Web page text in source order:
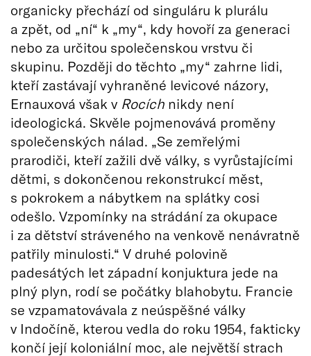
organicky přechází od singuláru k plurálu
a zpět, od „ní“ k „my“, kdy hovoří za generaci
nebo za určitou společenskou vrstvu či
skupinu. Později do těchto „my“ zahrne lidi,
kteří zastávají vyhraněné levicové názory,
Ernauxová však v Rocích nikdy není
ideologická. Skvěle pojmenovává proměny
společenských nálad. „Se zemřelými
prarodiči, kteří zažili dvě války, s vyrůstajícími
dětmi, s dokončenou rekonstrukcí měst,
s pokrokem a nábytkem na splátky cosi
odešlo. Vzpomínky na strádání za okupace
i za dětství stráveného na venkově nenávratně
patřily minulosti.“ V druhé polovině
padesátých let západní konjuktura jede na
plný plyn, rodí se počátky blahobytu. Francie
se vzpamatovávala z neúspěšné války
v Indočíně, kterou vedla do roku 1954, fakticky
končí její koloniální moc, ale největší strach